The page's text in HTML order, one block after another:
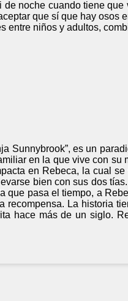
noche cuando tiene
que sí que hay osos
niños y adultos,
Sunnybrook”, es un
en la que vive con su
en Rebeca, la cual
bien con sus dos
que pasa el tiempo, a
La historia
hace más de un siglo.